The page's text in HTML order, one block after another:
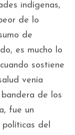
indígenas,
de lo
de
es mucho lo
sostiene
venía
de los
fue un
políticas del